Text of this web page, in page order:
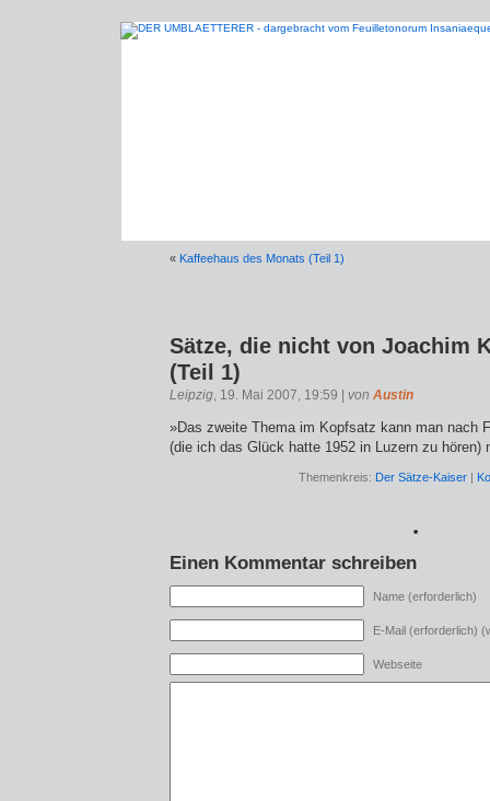
« Kaffeehaus des Monats (Teil 1)
Sätze, die nicht von Joachim
(Teil 1)
Leipzig, 19. Mai 2007, 19:59 | von Austin
»Das zweite Thema im Kopfsatz kann man nach
(die ich das Glück hatte 1952 in Luzern zu hören)
Themenkreis: Der Sätze-Kaiser |
*
Einen Kommentar schreiben
Name (erforderlich)
E-Mail (erforderlich)
Webseite